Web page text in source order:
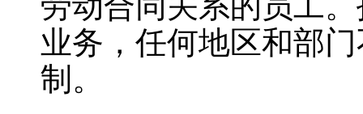
业务，任何地区和部
制。